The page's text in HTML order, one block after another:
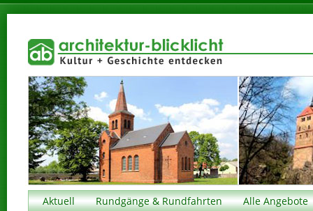
Aktuell Rundgänge & Rundfahrten
Alle Angebote